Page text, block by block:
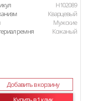
H102089
Кварцевый
Мужские
ремня
Кожаный
Добавить в корзину